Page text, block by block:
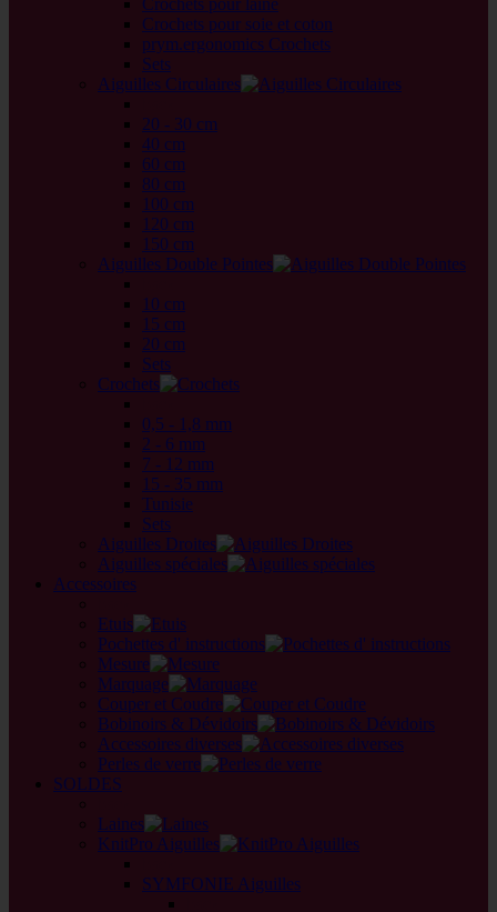
Crochets pour laine
Crochets pour soie et coton
prym.ergonomics Crochets
Sets
Aiguilles Circulaires
20 - 30 cm
40 cm
60 cm
80 cm
100 cm
120 cm
150 cm
Aiguilles Double Pointes
10 cm
15 cm
20 cm
Sets
Crochets
0,5 - 1,8 mm
2 - 6 mm
7 - 12 mm
15 - 35 mm
Tunisie
Sets
Aiguilles Droites
Aiguilles spéciales
Accessoires
Etuis
Pochettes d' instructions
Mesure
Marquage
Couper et Coudre
Bobinoirs & Dévidoirs
Accessoires diverses
Perles de verre
SOLDES
Laines
KnitPro Aiguilles
SYMFONIE Aiguilles